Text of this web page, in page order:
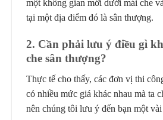
một không gian mới dưới mái che
tại một địa điểm đó là sân thượng.
2. Cần phải lưu ý điều gì
che sân thượng?
Thực tế cho thấy, các đơn vị thi
có nhiều mức giá khác nhau mà ta
nên chúng tôi lưu ý đến bạn một vài